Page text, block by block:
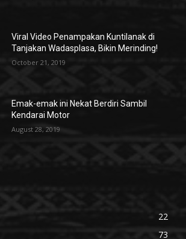
Viral Video Penampakan Kuntilanak di
Tanjakan Wadasplasa, Bikin Merinding!
October 21, 2019
Emak-emak ini Nekat Berdiri Sambil
Kendarai Motor
August 28, 2019
22
73